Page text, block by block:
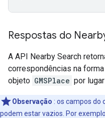
Respostas do
A API Nearby Search
correspondências na
objeto GMSPlace por
Observação : os campos do
podem estar vazios. Por